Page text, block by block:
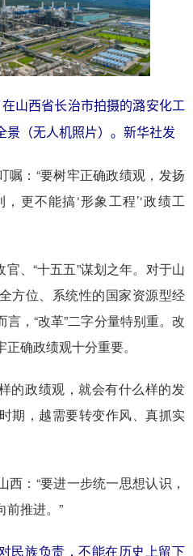
在山西省长治市拍摄的潞安化工
景（无人机照片）。新华社发
：“要树牢正确政绩观，发扬
更不能搞‘形象工程’‘政绩工
、“十五五”谋划之年。对于山
方位、系统性的国家资源型经
，“改革”二字分量特别重。改
确政绩观十分重要。
政绩观，就会有什么样的发
期，越需要转变作风、真抓实
：“要进一步统一思想认识，
前推进。”
民族负责，不能在历史上留下